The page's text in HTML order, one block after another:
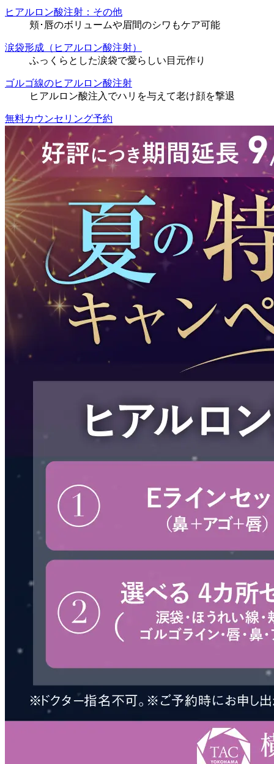
ヒアルロン酸注射：その他
頬･唇のボリュームや眉間のシワもケア可能
涙袋形成（ヒアルロン酸注射）
ふっくらとした涙袋で愛らしい目元作り
ゴルゴ線のヒアルロン酸注射
ヒアルロン酸注入でハリを与えて老け顔を撃退
無料カウンセリング予約